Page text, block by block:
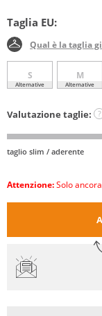
Taglia EU:
Qual è la taglia
S
Alternative
M
Alternative
Valutazione taglie: ?
taglio slim / aderente
Attenzione: Solo